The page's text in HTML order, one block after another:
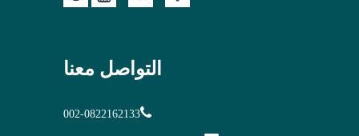
التواصل معنا
002-0822162133